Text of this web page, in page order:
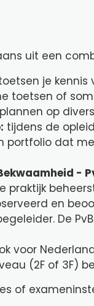
uit een
je kennis
toetsen of
op
tijdens de
portfolio dat
-
praktijk
en
De
voor
(2F of 3F)
of